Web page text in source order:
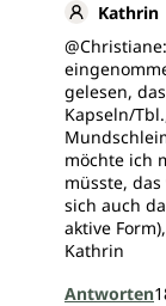
Kathrin
gelesen,
Kapseln/
möchte ich
müsste,
sich auch
aktive
Kathrin
Antworten